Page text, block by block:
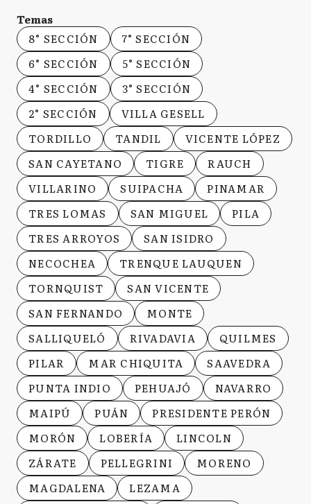
Temas
8° SECCIÓN
7° SECCIÓN
6° SECCIÓN
5° SECCIÓN
4° SECCIÓN
3° SECCIÓN
2° SECCIÓN
VILLA GESELL
TORDILLO
TANDIL
VICENTE LÓPEZ
SAN CAYETANO
TIGRE
RAUCH
VILLARINO
SUIPACHA
PINAMAR
TRES LOMAS
SAN MIGUEL
PILA
TRES ARROYOS
SAN ISIDRO
NECOCHEA
TRENQUE LAUQUEN
TORNQUIST
SAN VICENTE
SAN FERNANDO
MONTE
SALLIQUELÓ
RIVADAVIA
QUILMES
PILAR
MAR CHIQUITA
SAAVEDRA
PUNTA INDIO
PEHUAJÓ
NAVARRO
MAIPÚ
PUÁN
PRESIDENTE PERÓN
MORÓN
LOBERÍA
LINCOLN
ZÁRATE
PELLEGRINI
MORENO
MAGDALENA
LEZAMA